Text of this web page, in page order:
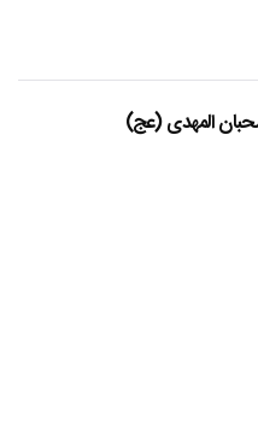
المهدی (عج)